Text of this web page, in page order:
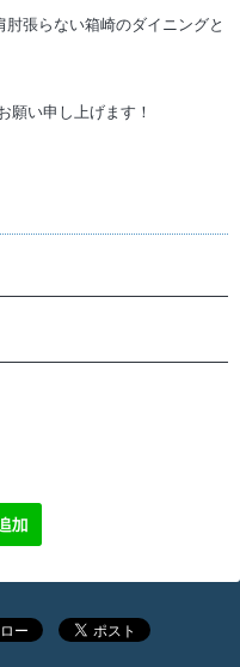
張らない箱崎のダイニングと
願い申し上げます！